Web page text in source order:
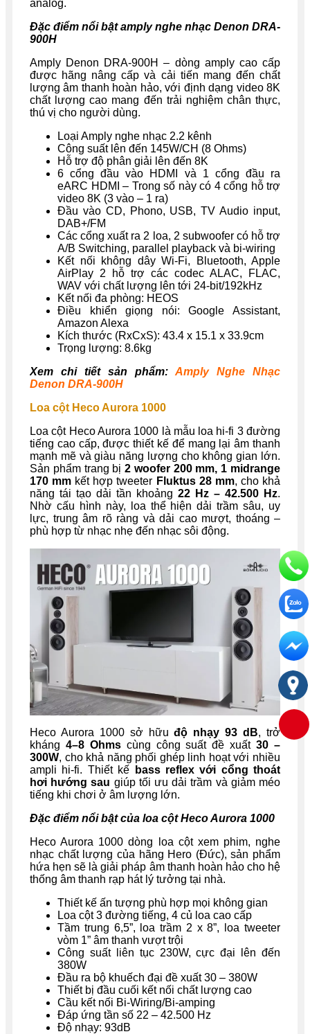
analog.
Đặc điểm nổi bật amply nghe nhạc Denon DRA-
900H
Amply Denon DRA-900H – dòng amply cao cấp
được hãng nâng cấp và cải tiến mang đến chất
lượng âm thanh hoàn hảo, với định dạng video 8K
chất lượng cao mang đến trải nghiệm chân thực,
thú vị cho người dùng.
Loại Amply nghe nhạc 2.2 kênh
Công suất lên đến 145W/CH (8 Ohms)
Hỗ trợ độ phân giải lên đến 8K
6 cổng đầu vào HDMI và 1 cổng đầu ra
eARC HDMI – Trong số này có 4 cổng hỗ trợ
video 8K (3 vào – 1 ra)
Đầu vào CD, Phono, USB, TV Audio input,
DAB+/FM
Các cổng xuất ra 2 loa, 2 subwoofer có hỗ trợ
A/B Switching, parallel playback và bi-wiring
Kết nối không dây Wi-Fi, Bluetooth, Apple
AirPlay 2 hỗ trợ các codec ALAC, FLAC,
WAV với chất lượng lên tới 24-bit/192kHz
Kết nối đa phòng: HEOS
Điều khiển giọng nói: Google Assistant,
Amazon Alexa
Kích thước (RxCxS): 43.4 x 15.1 x 33.9cm
Trọng lượng: 8.6kg
Xem chi tiết sản phẩm: Amply Nghe Nhạc
Denon DRA-900H
Loa cột Heco Aurora 1000
Loa cột Heco Aurora 1000 là mẫu loa hi-fi 3 đường
tiếng cao cấp, được thiết kế để mang lại âm thanh
mạnh mẽ và giàu năng lượng cho không gian lớn.
Sản phẩm trang bị2 woofer 200 mm, 1 midrange
170 mm kết hợp tweeter Fluktus 28 mm, cho khả
năng tái tạo dải tần khoảng 22 Hz – 42.500 Hz.
Nhờ cấu hình này, loa thể hiện dải trầm sâu, uy
lực, trung âm rõ ràng và dải cao mượt, thoáng –
phù hợp từ nhạc nhẹ đến nhạc sôi động.
Heco Aurora 1000 sở hữuđộ nhạy 93 dB, trở
kháng 4–8 Ohmscùng công suất đề xuất30 –
300W, cho khả năng phối ghép linh hoạt với nhiều
ampli hi-fi. Thiết kế
bass reflex với cổng thoát
hơi hướng sau giúp tối ưu dải trầm và giảm méo
tiếng khi chơi ở âm lượng lớn.
Đặc điểm nổi bật của loa cột Heco Aurora 1000
Heco Aurora 1000 dòng loa cột xem phim, nghe
nhạc chất lượng của hãng Hero (Đức), sản phẩm
hứa hẹn sẽ là giải pháp âm thanh hoàn hảo cho hệ
thống âm thanh rạp hát lý tưởng tại nhà.
Thiết kế ấn tượng phù hợp mọi không gian
Loa cột 3 đường tiếng, 4 củ loa cao cấp
Tầm trung 6,5”, loa trầm 2 x 8”, loa tweeter
vòm 1” âm thanh vượt trội
Công suất liên tục 230W, cực đại lên đến
380W
Đầu ra bộ khuếch đại đề xuất 30 – 380W
Thiết bị đầu cuối kết nối chất lượng cao
Cầu kết nối Bi-Wiring/Bi-amping
Đáp ứng tần số 22 – 42.500 Hz
Độ nhạy: 93dB